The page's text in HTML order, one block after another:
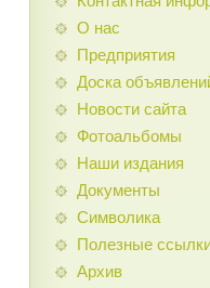
О нас
Предприятия
Доска
Новости сайта
Фотоальбомы
Наши издания
Документы
Символика
Полезные
Архив